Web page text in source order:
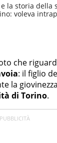
la storia della
voleva
che
: il figlio
la
di Torino.